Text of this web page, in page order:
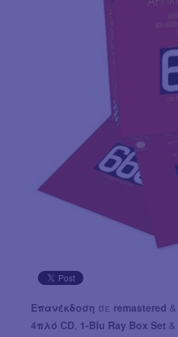
Επανέκδοση σε remastered &
4πλό CD 1-Blu Ray Box Set &